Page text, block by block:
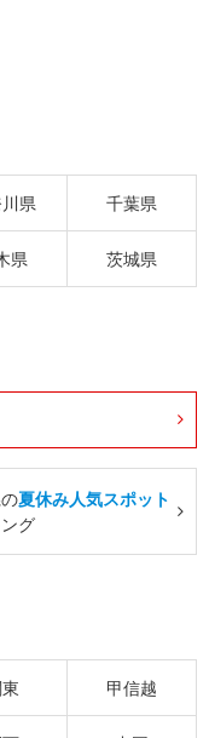
県 千葉県
県 茨城県
夏休み人気スポット
グ
甲信越